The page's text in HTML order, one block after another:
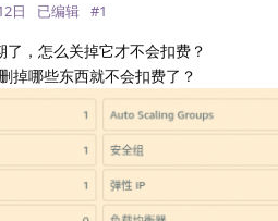
日 已编辑 #1
，怎么关掉它才不会扣费？
掉哪些东西就不会扣费了？